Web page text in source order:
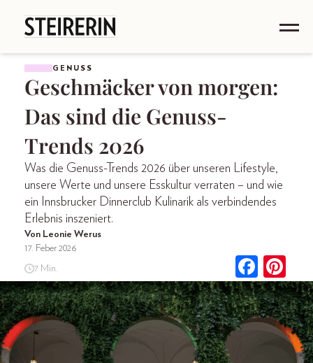
GENUSS
Geschmäcker von morgen:
Das sind die Genuss-
Trends 2026
Was die Genuss-Trends 2026 über unseren Lifestyle,
unsere Werte und unsere Esskultur verraten – und wie
ein Innsbrucker Dinnerclub Kulinarik als verbindendes
Erlebnis inszeniert.
Von Leonie Werus
17. Feber 2026
7 Min.